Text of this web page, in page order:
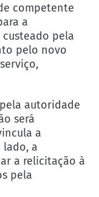
competente
a
pela
pelo novo
autoridade
será
a
lado, a
a relicitação à
pela